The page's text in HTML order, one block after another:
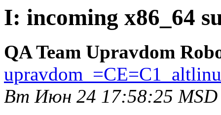
I: incoming x86_64
QA Team Upravdom
Вт Июн 24 17:58:25 MSD